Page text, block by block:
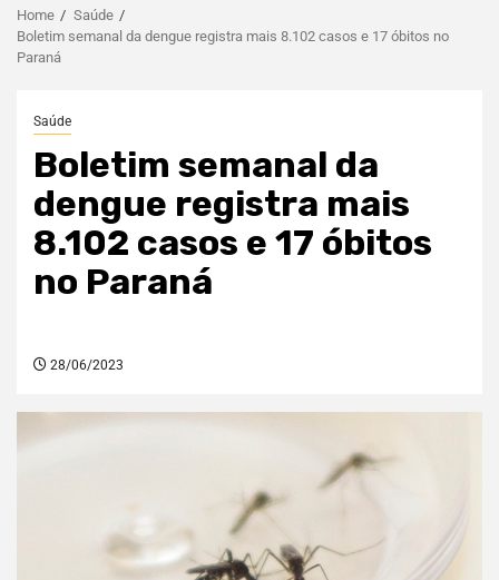
Home
Saúde
Boletim semanal da dengue registra mais 8.102 casos e 17 óbitos no
Paraná
Saúde
Boletim semanal da
dengue registra mais
8.102 casos e 17 óbitos
no Paraná
28/06/2023